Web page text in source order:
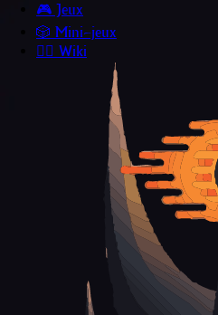
🎮 Jeux
🎲 Mini~jeux
🧙‍♂️ Wiki